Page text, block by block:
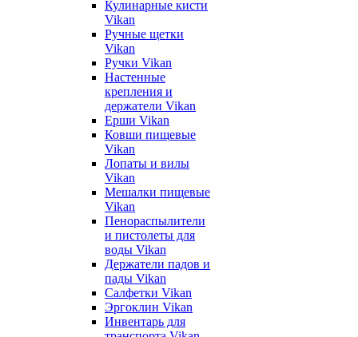
Кулинарные кисти
Vikan
Ручные щетки
Vikan
Ручки Vikan
Настенные
крепления и
держатели Vikan
Ерши Vikan
Ковши пищевые
Vikan
Лопаты и вилы
Vikan
Мешалки пищевые
Vikan
Пенораспылители
и пистолеты для
воды Vikan
Держатели падов и
пады Vikan
Салфетки Vikan
Эргоклин Vikan
Инвентарь для